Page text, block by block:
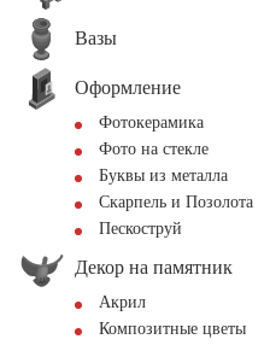
Вазы
Оформление
Фотокерамика
Фото на стекле
Буквы из металла
Скарпель и Позолота
Пескоструй
Декор на памятник
Акрил
Композитные цветы